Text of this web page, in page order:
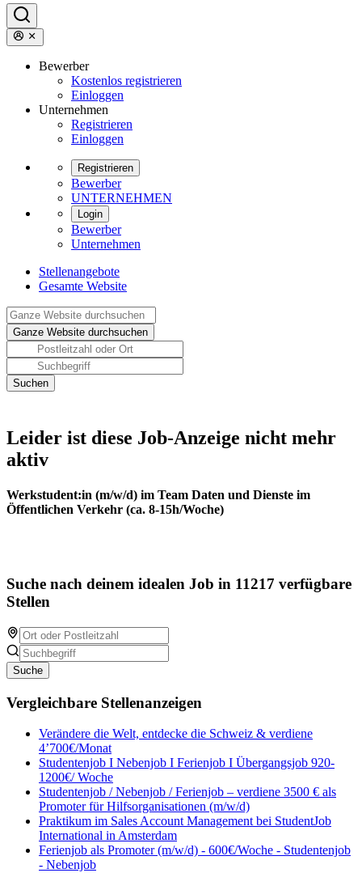
Bewerber
Kostenlos registrieren
Einloggen
Unternehmen
Registrieren
Einloggen
Registrieren
Bewerber
UNTERNEHMEN
Login
Bewerber
Unternehmen
Stellenangebote
Gesamte Website
Leider ist diese Job-Anzeige nicht mehr
aktiv
Werkstudent:in (m/w/d) im Team Daten und Dienste im
Öffentlichen Verkehr (ca. 8-15h/Woche)
Suche nach deinem idealen Job in 11217 verfügbare
Stellen
Suche
Vergleichbare Stellenanzeigen
Verändere die Welt, entdecke die Schweiz & verdiene
4’700€/Monat
Studentenjob I Nebenjob I Ferienjob I Übergangsjob 920-
1200€/ Woche
Studentenjob / Nebenjob / Ferienjob – verdiene 3500 € als
Promoter für Hilfsorganisationen (m/w/d)
Praktikum im Sales Account Management bei StudentJob
International in Amsterdam
Ferienjob als Promoter (m/w/d) - 600€/Woche - Studentenjob
- Nebenjob